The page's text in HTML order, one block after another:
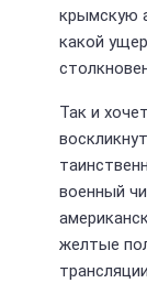
крымскую
какой
Так и
военный
желтые